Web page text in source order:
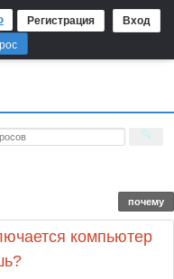
Регистрация Вход
почему
компьютер